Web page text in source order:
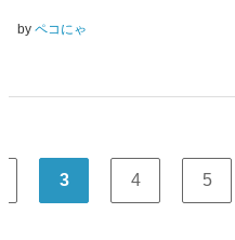
by ペコにゃ
3 4 5